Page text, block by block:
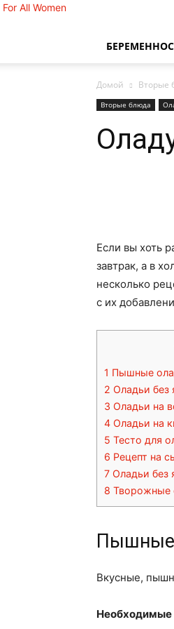
For All Women
Домой Вторые
Вторые блюда
Если вы хоть
завтрак, а в
несколько
с их
1 Пышные
2 Оладьи без
3 Оладьи на
4 Оладьи на
5 Тесто для
6 Рецепт на
7 Оладьи без
8 Творожные
Пышные
Вкусные,
Необходимые